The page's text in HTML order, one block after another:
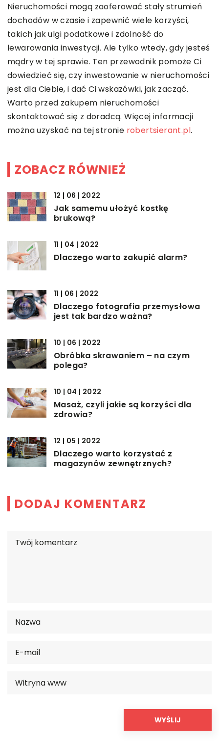
Nieruchomości mogą zaoferować stały strumień
dochodów w czasie i zapewnić wiele korzyści,
takich jak ulgi podatkowe i zdolność do
lewarowania inwestycji. Ale tylko wtedy, gdy jesteś
mądry w tej sprawie. Ten przewodnik pomoże Ci
dowiedzieć się, czy inwestowanie w nieruchomości
jest dla Ciebie, i dać Ci wskazówki, jak zacząć.
Warto przed zakupem nieruchomości
skontaktować się z doradcą. Więcej informacji
można uzyskać na tej stronie robertsierant.pl.
ZOBACZ RÓWNIEŻ
12 | 06 | 2022
Jak samemu ułożyć kostkę
brukową?
11 | 04 | 2022
Dlaczego warto zakupić alarm?
11 | 06 | 2022
Dlaczego fotografia przemysłowa
jest tak bardzo ważna?
10 | 06 | 2022
Obróbka skrawaniem – na czym
polega?
10 | 04 | 2022
Masaż, czyli jakie są korzyści dla
zdrowia?
12 | 05 | 2022
Dlaczego warto korzystać z
magazynów zewnętrznych?
DODAJ KOMENTARZ